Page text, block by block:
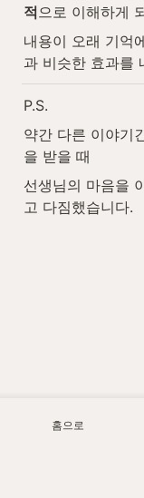
적으로 이해하게
내용이 오래 기억
과 비슷한 효과를
P.S.
약간 다른 이야기
을 받을 때
선생님의 마음을
고 다짐했습니다.
홈으로